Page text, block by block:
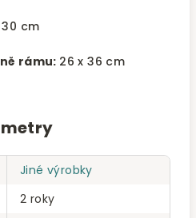
30 cm
rámu: 26 x 36 cm
Jiné výrobky
2 roky